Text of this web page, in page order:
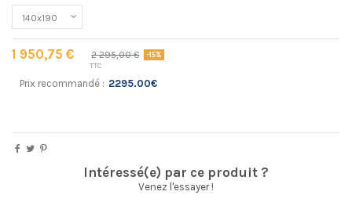
1 950,75 € 2 295,00 € -15%
TTC
Prix recommandé : 2295.00€
Intéressé(e) par ce produit ?
Venez l'essayer !